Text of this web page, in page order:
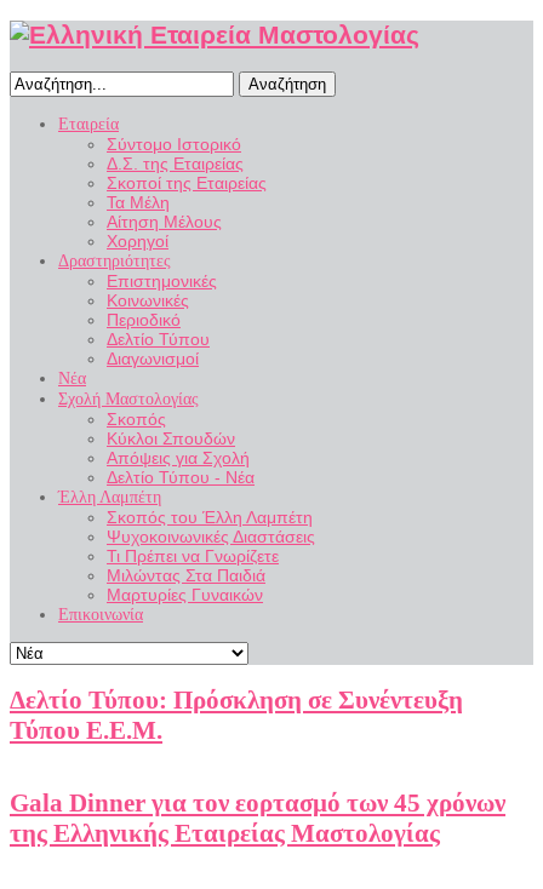
Αναζήτηση
Εταιρεία
Σύντομο Ιστορικό
Δ.Σ. της Εταιρείας
Σκοποί της Εταιρείας
Τα Μέλη
Αίτηση Μέλους
Χορηγοί
Δραστηριότητες
Επιστημονικές
Κοινωνικές
Περιοδικό
Δελτίο Τύπου
Διαγωνισμοί
Νέα
Σχολή Μαστολογίας
Σκοπός
Κύκλοι Σπουδών
Απόψεις για Σχολή
Δελτίο Τύπου - Νέα
Έλλη Λαμπέτη
Σκοπός του Έλλη Λαμπέτη
Ψυχοκοινωνικές Διαστάσεις
Τι Πρέπει να Γνωρίζετε
Μιλώντας Στα Παιδιά
Μαρτυρίες Γυναικών
Επικοινωνία
Δελτίο Τύπου: Πρόσκληση σε Συνέντευξη
Τύπου Ε.Ε.Μ.
Gala Dinner για τον εορτασμό των 45 χρόνων
της Ελληνικής Εταιρείας Μαστολογίας